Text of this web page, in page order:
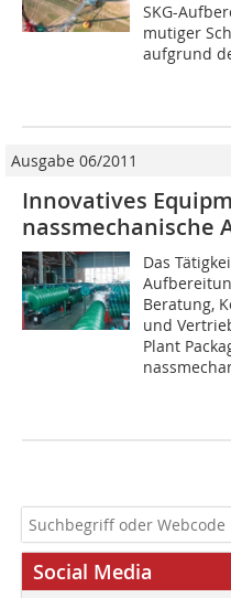
SKG-
mutiger
aufgrund
Ausgabe 06/2011
Innovatives
nassmechanische
Das
Beratung,
und
Plant
Social Media